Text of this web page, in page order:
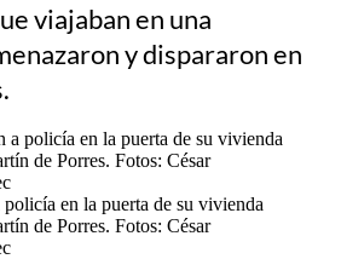
viajaban en una
y dispararon en
policía en la puerta de su vivienda
de Porres. Fotos: César